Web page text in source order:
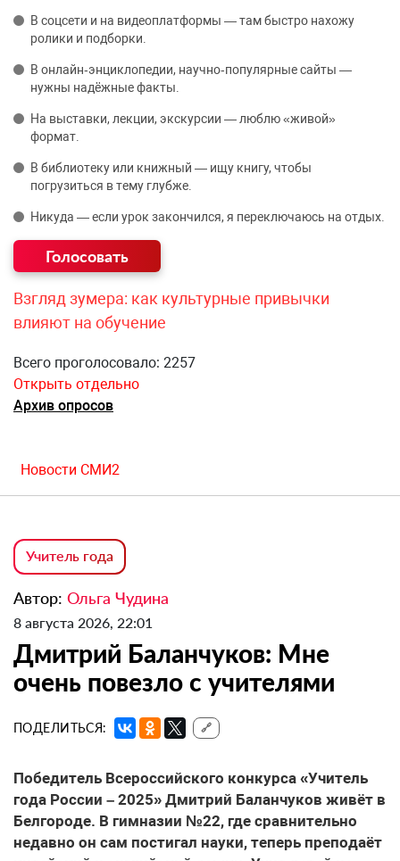
В соцсети и на видеоплатформы — там быстро нахожу
ролики и подборки.
В онлайн‑энциклопедии, научно‑популярные сайты —
нужны надёжные факты.
На выставки, лекции, экскурсии — люблю «живой»
формат.
В библиотеку или книжный — ищу книгу, чтобы
погрузиться в тему глубже.
Никуда — если урок закончился, я переключаюсь на отдых.
Взгляд зумера: как культурные привычки
влияют на обучение
Всего проголосовало: 2257
Открыть отдельно
Архив опросов
Новости СМИ2
Учитель года
Автор: Ольга Чудина
8 августа 2026, 22:01
Дмитрий Баланчуков: Мне
очень повезло с учителями
ПОДЕЛИТЬСЯ: 🔗
Победитель Всероссийского конкурса «Учитель
года России – 2025» Дмитрий Баланчуков живёт в
Белгороде. В гимназии №22, где сравнительно
недавно он сам постигал науки, теперь преподаёт